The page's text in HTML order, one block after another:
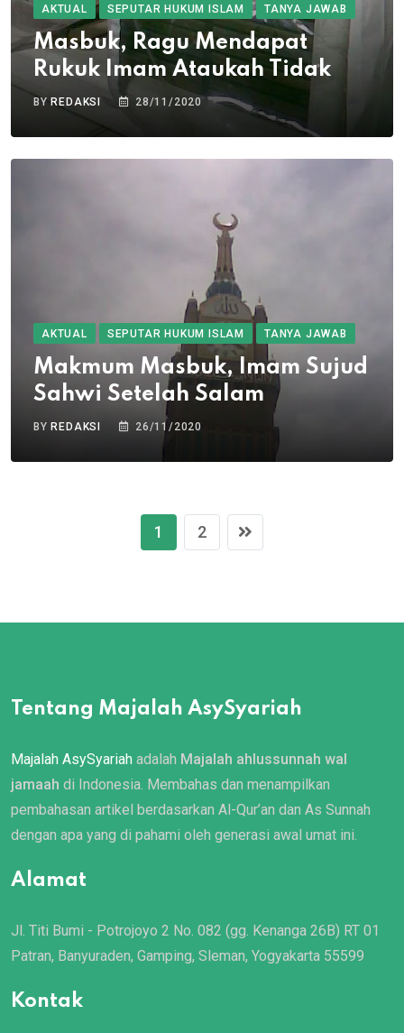
AKTUAL SEPUTAR HUKUM ISLAM TANYA JAWAB
Masbuk, Ragu Mendapat
Rukuk Imam Ataukah Tidak
BY REDAKSI 28/11/2020
AKTUAL SEPUTAR HUKUM ISLAM TANYA JAWAB
Makmum Masbuk, Imam Sujud
Sahwi Setelah Salam
BYREDAKSI 26/11/2020
1 2
Tentang Majalah AsySyariah
Majalah AsySyariah adalah Majalah ahlussunnah wal
jamaah di Indonesia. Membahas dan menampilkan
pembahasan artikel berdasarkan Al-Qur’an dan As Sunnah
dengan apa yang di pahami oleh generasi awal umat ini.
Alamat
Jl. Titi Bumi - Potrojoyo 2 No. 082 (gg. Kenanga 26B) RT 01
Patran, Banyuraden, Gamping, Sleman, Yogyakarta 55599
Kontak